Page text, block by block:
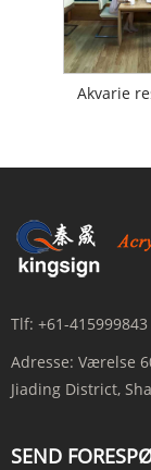
Akvarie
Tlf: +61-415999843
Adresse: Værelse
Jiading District,
SEND